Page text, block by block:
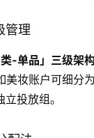
管理
-单品」三级架
美妆账户可细分
投放组。